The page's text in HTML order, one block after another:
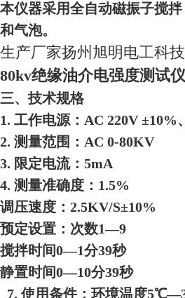
本仪器采用全自动磁振子搅
和气泡。
生产厂家扬州旭明电工科
80kv绝缘油介电强度测试
三、技术规格
1. 工作电源：AC 220V ±10%
2. 测量范围：AC 0-80KV
3. 限定电流：5mA
4. 测量准确度：1.5%
调压速度：2.5KV/S±10%
预定设置：次数1—9
搅拌时间0—1分39秒
静置时间0—10分39秒
7. 使用条件：环境温度